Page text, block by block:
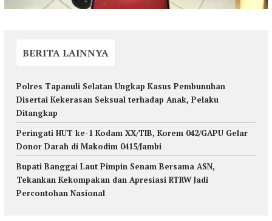
BERITA LAINNYA
Polres Tapanuli Selatan Ungkap Kasus Pembunuhan
Disertai Kekerasan Seksual terhadap Anak, Pelaku
Ditangkap
Peringati HUT ke-1 Kodam XX/TIB, Korem 042/GAPU Gelar
Donor Darah di Makodim 0415/Jambi
Bupati Banggai Laut Pimpin Senam Bersama ASN,
Tekankan Kekompakan dan Apresiasi RTRW Jadi
Percontohan Nasional